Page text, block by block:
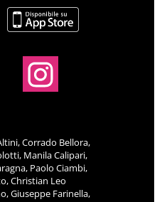
Corrado Bellora,
Manila Calipari,
Paolo Ciambi,
Christian Leo
Giuseppe Farinella,